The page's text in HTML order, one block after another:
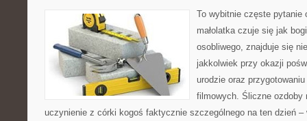
To wybitnie częste pytanie
małolatka czuje się jak
osobliwego, znajduje się
jakkolwiek przy okazji
urodzie oraz
filmowych. Śliczne ozdoby
uczynienie z córki kogoś faktycznie szczególnego na ten dzień –